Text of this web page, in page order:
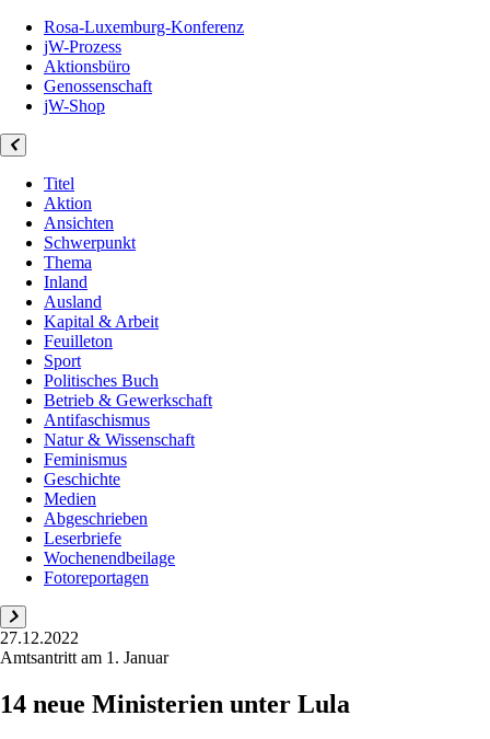
Rosa-Luxemburg-Konferenz
jW-Prozess
Aktionsbüro
Genossenschaft
jW-Shop
Titel
Aktion
Ansichten
Schwerpunkt
Thema
Inland
Ausland
Kapital & Arbeit
Feuilleton
Sport
Politisches Buch
Betrieb & Gewerkschaft
Antifaschismus
Natur & Wissenschaft
Feminismus
Geschichte
Medien
Abgeschrieben
Leserbriefe
Wochenendbeilage
Fotoreportagen
27.12.2022
Amtsantritt am 1. Januar
14 neue Ministerien unter Lula